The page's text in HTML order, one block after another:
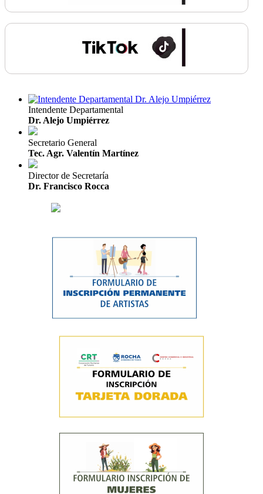
Intendente Departamental
Dr. Alejo Umpiérrez
Secretario General
Tec. Agr. Valentín Martínez
Director de Secretaría
Dr. Francisco Rocca